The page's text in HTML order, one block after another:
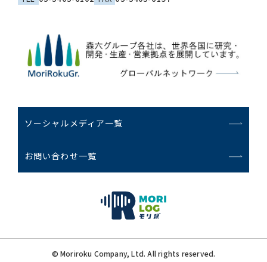
ソーシャルメディア一覧
お問い合わせ一覧
© Moriroku Company, Ltd. All rights reserved.